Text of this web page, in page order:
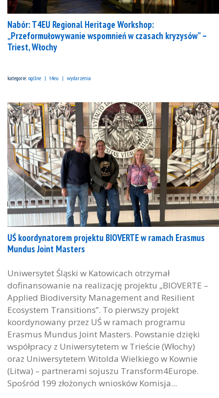
Nabór: T4EU Regional Heritage Workshop:
„Przeformułowywanie wspomnień w czasach kryzysów” –
Triest, Włochy
kategorie: ogólne t4eu wydarzenia
UŚ koordynatorem projektu BIOVERTE w ramach Erasmus
Mundus Joint Masters
Uniwersytet Śląski w Katowicach otrzymał
dofinansowanie na realizację projektu „BIOVERTE –
Applied Biodiversity Management and Resilient
Ecosystem Transitions”. To pierwszy projekt
koordynowany przez UŚ w ramach programu
Erasmus Mundus Joint Masters. Powstanie dzięki
współpracy z Uniwersytetem w Trieście (Włochy)
oraz Uniwersytetem Witolda Wielkiego w Kownie
(Litwa) – partnerami sojuszu Transform4Europe.
Spośród 199 złożonych wniosków Komisja...